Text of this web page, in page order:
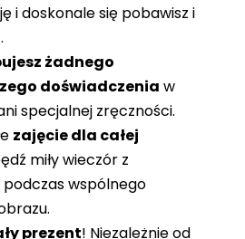
i doskonale się pobawisz i
żadnego
doświadczenia w
specjalnej zręczności.
zajęcie dla całej
miły wieczór z
podczas wspólnego
prezent! Niezależnie od